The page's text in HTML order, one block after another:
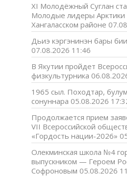
XI Молодёжный Суглан
Молодые лидеры Арктики
Хангаласском районе
Дьиэ кэргэнинэн бары
07.08.2026 11:46
В Якутии пройдет
физкультурника
1965 сыл. Походтар,
сонуннара 05.08.2026
Продолжается прием
VII Всероссийской
«Гордость нации-2026»
Олекминская школа №4
выпускником — Героем
Софроновым 05.08.2026